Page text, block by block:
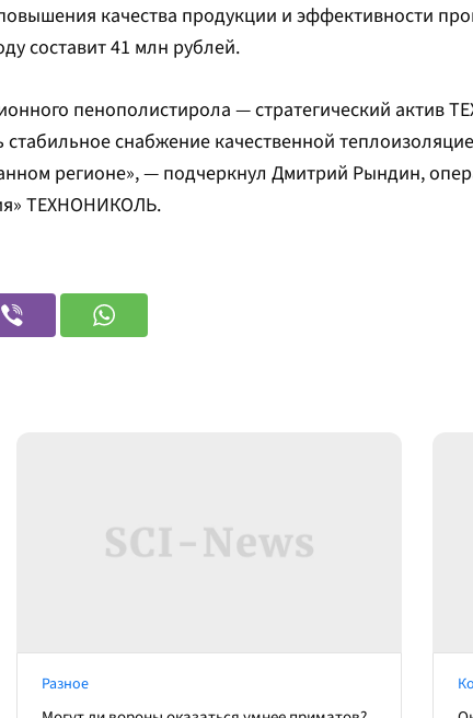
качества продукции и эффективности
составит 41 млн рублей.
пенополистирола — стратегический актив
снабжение качественной
регионе», — подчеркнул Дмитрий Рындин,
ТЕХНОНИКОЛЬ.
Разное